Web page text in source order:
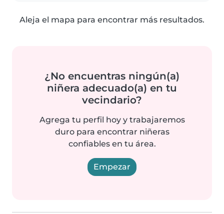
Aleja el mapa para encontrar más resultados.
¿No encuentras ningún(a)
niñera adecuado(a) en tu
vecindario?
Agrega tu perfil hoy y trabajaremos
duro para encontrar niñeras
confiables en tu área.
Empezar